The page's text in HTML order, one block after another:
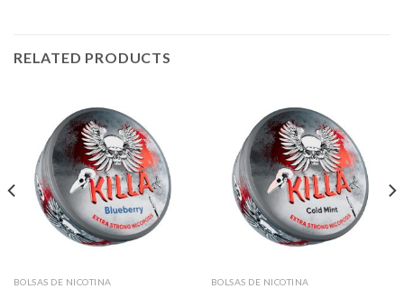
RELATED PRODUCTS
BOLSAS DE NICOTINA BOLSAS DE NICOTINA